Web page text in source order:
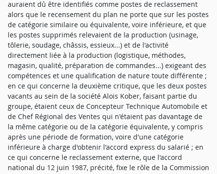
auraient dû être identifiés comme postes de reclassement
alors que le recensement du plan ne porte que sur les postes
de catégorie similaire ou équivalente, voire inférieure, et que
les postes supprimés relevaient de la production (usinage,
tôlerie, soudage, châssis, essieux...) et de l'activité
directement liée à la production (logistique, méthodes,
magasin, qualité, préparation de commandes...) exigeant des
compétences et une qualification de nature toute différente ;
en ce qui concerne la deuxième critique, que les deux postes
vacants au sein de la société Alois Kober, faisant partie du
groupe, étaient ceux de Concepteur Technique Automobile et
de Chef Régional des Ventes qui n'étaient pas davantage de
la même catégorie ou de la catégorie équivalente, y compris
après une période de formation, voire d'une catégorie
inférieure à charge d'obtenir l'accord express du salarié ; en
ce qui concerne le reclassement externe, que l'accord
national du 12 juin 1987, précité, fixe le rôle de la Commission